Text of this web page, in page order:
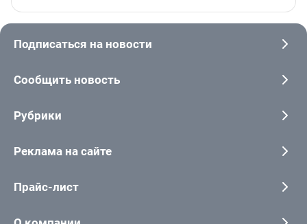
Подписаться на новости
Сообщить новость
Рубрики
Реклама на сайте
Прайс-лист